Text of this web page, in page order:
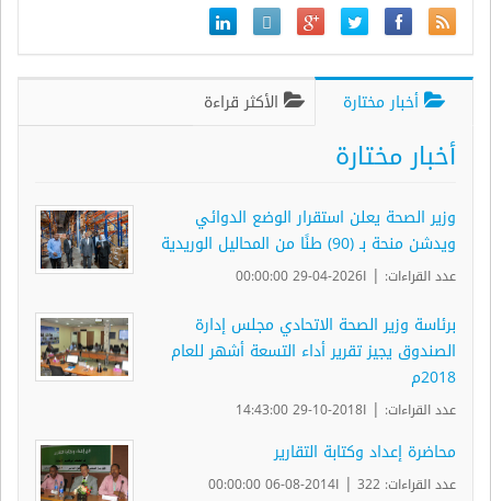
أخبار مختارة الأكثر قراءة
أخبار مختارة
وزير الصحة يعلن استقرار الوضع الدوائي
ويدشن منحة بـ (90) طنًا من المحاليل الوريدية
عدد القراءات: | ا2026-04-29 00:00:00
برئاسة وزير الصحة الاتحادي مجلس إدارة
الصندوق يجيز تقرير أداء التسعة أشهر للعام
2018م
عدد القراءات: | ا2018-10-29 14:43:00
محاضرة إعداد وكتابة التقارير
عدد القراءات: 322 | ا2014-08-06 00:00:00